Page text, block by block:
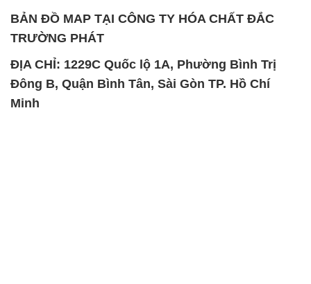
BẢN ĐỒ MAP TẠI CÔNG TY HÓA CHẤT ĐẮC
TRƯỜNG PHÁT
ĐỊA CHỈ: 1229C Quốc lộ 1A, Phường Bình Trị
Đông B, Quận Bình Tân, Sài Gòn TP. Hồ Chí
Minh